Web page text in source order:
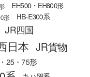
EH500・EH800形
形 HB-E300系
JR四国
日本 JR貨物
25・75形